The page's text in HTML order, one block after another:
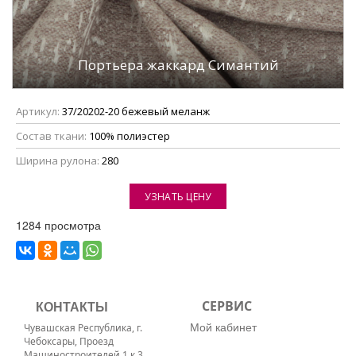
Портьера жаккард Симантий
Артикул: 37/20202-20 бежевый меланж
Состав ткани: 100% полиэстер
Ширина рулона: 280
УЗНАТЬ ЦЕНУ
1284 просмотра
КОНТАКТЫ
Чувашская Республика, г.
Чебоксары, Проезд
СЕРВИС
Мой кабинет